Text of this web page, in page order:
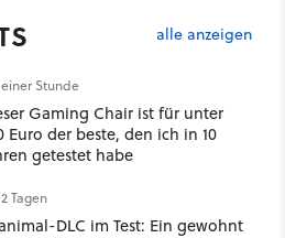
alle anzeigen
Stunde
Gaming Chair ist für unter
Euro der beste, den ich in 10
getestet habe
Tagen
DLC im Test: Ein gewohnt